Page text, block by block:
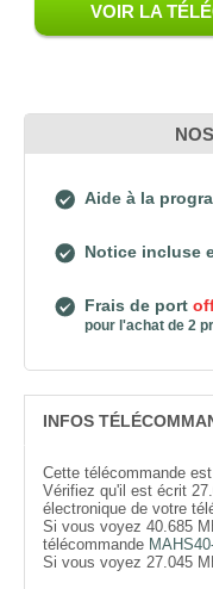
VOIR LA
Aide à la
Notice incluse
Frais de port
pour l'achat de 2
INFOS
Cette télécommande
Vérifiez qu'il est écrit
électronique de votre
Si vous voyez 40.685
télécommande
Si vous voyez 27.045